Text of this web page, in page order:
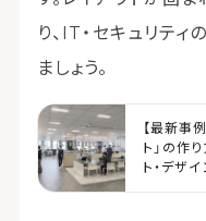
り、IT・セキュリテ
ましょう。
【最新事
ト」の作
ト・デザ